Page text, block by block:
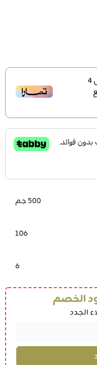
4
500 جم
106
6
الخصم
الجدد